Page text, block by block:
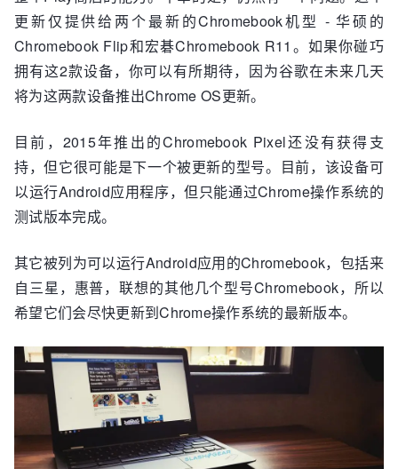
更新仅提供给两个最新的Chromebook机型 - 华硕的
Chromebook Flip和宏碁Chromebook R11。如果你碰巧
拥有这2款设备，你可以有所期待，因为谷歌在未来几天
将为这两款设备推出Chrome OS更新。
目前，2015年推出的Chromebook Pixel还没有获得支
持，但它很可能是下一个被更新的型号。目前，该设备可
以运行Android应用程序，但只能通过Chrome操作系统的
测试版本完成。
其它被列为可以运行Android应用的Chromebook，包括来
自三星，惠普，联想的其他几个型号Chromebook，所以
希望它们会尽快更新到Chrome操作系统的最新版本。